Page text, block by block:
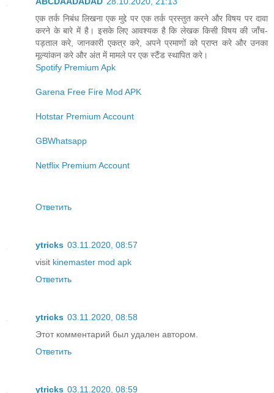
एक तर्क निबंध लिखना एक मुद्दे पर एक तर्क प्रस्तुत करने और विषय पर दावा
करने के बारे में है। इसके लिए आवश्यक है कि लेखक किसी विषय की जाँच-
पड़ताल करे, जानकारी एकत्र करे, अपने प्रमाणों को प्राप्त करे और उनका
मूल्यांकन करे और अंत में मामले पर एक स्टैंड स्थापित करे।
Spotify Premium Apk
Garena Free Fire Mod APK
Hotstar Premium Account
GBWhatsapp
Netflix Premium Account
Ответить
ytricks 03.11.2020, 08:57
visit kinemaster mod apk
Ответить
ytricks 03.11.2020, 08:58
Этот комментарий был удален автором.
Ответить
ytricks 03.11.2020, 08:59